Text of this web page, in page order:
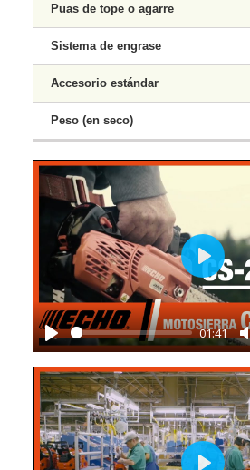
Puas de tope o agarre
Sistema de engrase
Accesorio estándar
Peso (en seco)
Play
01:41
Play